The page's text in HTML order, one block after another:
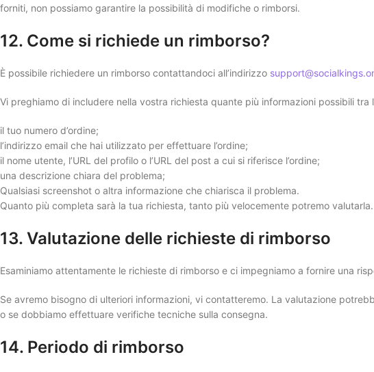
forniti, non possiamo garantire la possibilità di modifiche o rimborsi.
12. Come si richiede un rimborso?
È possibile richiedere un rimborso contattandoci all’indirizzo
Vi preghiamo di includere nella vostra richiesta quante più informazioni possibili tra
il tuo numero d’ordine;
l’indirizzo email che hai utilizzato per effettuare l’ordine;
il nome utente, l’URL del profilo o l’URL del post a cui si riferisce l’ordine;
una descrizione chiara del problema;
Qualsiasi screenshot o altra informazione che chiarisca il problema.
Quanto più completa sarà la tua richiesta, tanto più velocemente potremo valutarla.
13. Valutazione delle richieste di rimborso
Esaminiamo attentamente le richieste di rimborso e ci impegniamo a fornire una
Se avremo bisogno di ulteriori informazioni, vi contatteremo. La valutazione
o se dobbiamo effettuare verifiche tecniche sulla consegna.
14. Periodo di rimborso